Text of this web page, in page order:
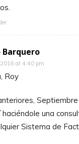
Barquero
at 4:40 pm
Roy
haciéndole una
Sistema de